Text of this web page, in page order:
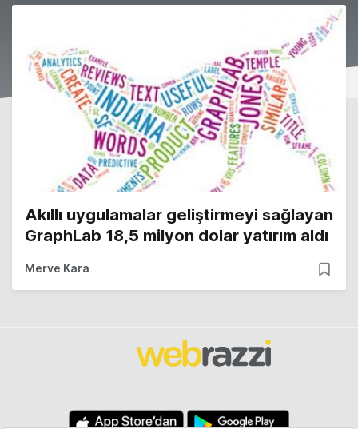
Akıllı uygulamalar geliştirmeyi sağlayan
GraphLab 18,5 milyon dolar yatırım aldı
Merve Kara